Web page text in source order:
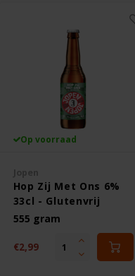
Op voorraad
Hop Zij Met Ons 6%
33cl - Glutenvrij
555 gram
€2,99